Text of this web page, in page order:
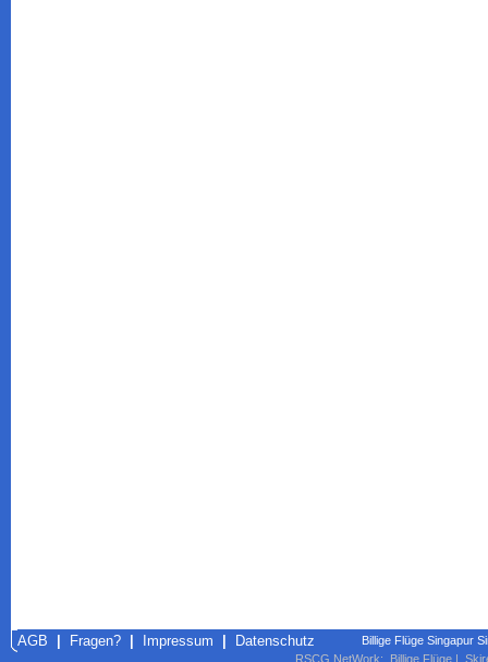
AGB Fragen? Impressum Datenschutz
Billige Flüge Singapur
RSCG NetWork: Billige Flüge |